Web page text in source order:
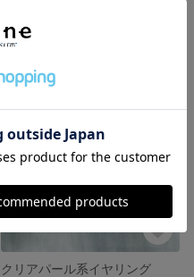
500円
クリアパール系イヤリング